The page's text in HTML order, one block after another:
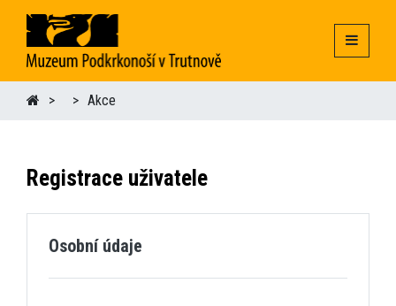
Akce
Registrace uživatele
Osobní údaje